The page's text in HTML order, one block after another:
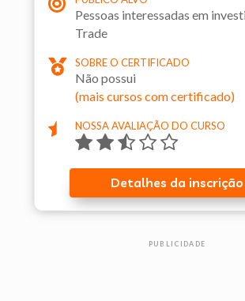

Pessoas interessadas em
Trade
 SOBRE O CERTIFICADO
Não possui
(mais cursos com certificado)
 NOSSA AVALIAÇÃO DO CURSO
Detalhes da inscrição
PUBLICIDADE